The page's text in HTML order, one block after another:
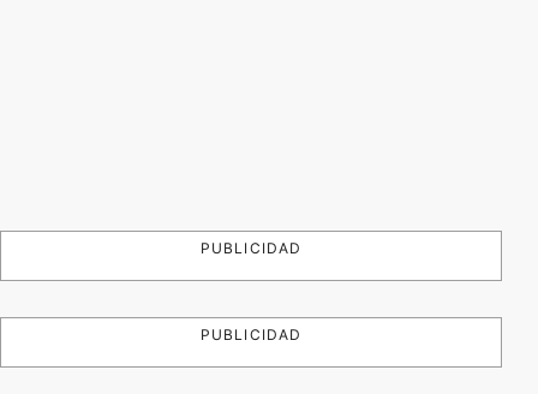
PUBLICIDAD
PUBLICIDAD